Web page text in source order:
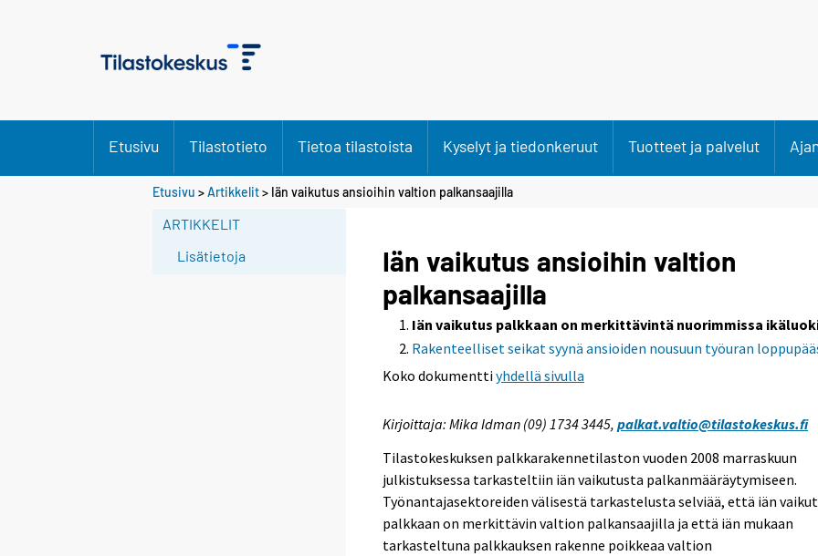
Etusivu Tilastotieto Tietoa tilastoista Kyselyt ja tiedonkeruut Tuotteet ja palvelut
Etusivu >Artikkelit> Iän vaikutus ansioihin valtion palkansaajilla
ARTIKKELIT
Lisätietoja
Iän vaikutus ansioihin valtion
palkansaajilla
Iän vaikutus palkkaan on merkittävintä nuorimmissa
Rakenteelliset seikat syynä ansioiden nousuun työuran
Koko dokumenttiyhdellä sivulla
Kirjoittaja: Mika Idman (09) 1734 3445, palkat.valtio@tilastokeskus.fi
Tilastokeskuksen palkkarakennetilaston vuoden 2008 marraskuun
julkistuksessa tarkasteltiin iän vaikutusta palkanmääräytymiseen.
Työnantajasektoreiden välisestä tarkastelusta selviää, että iän
palkkaan on merkittävin valtion palkansaajilla ja että iän mukaan
tarkasteltuna palkkauksen rakenne poikkeaa valtion